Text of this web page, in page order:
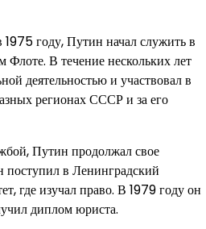
году, Путин начал служить в
В течение нескольких лет
деятельностью и участвовал в
регионах СССР и за его
Путин продолжал свое
поступил в Ленинградский
где изучал право. В 1979 году он
диплом юриста.